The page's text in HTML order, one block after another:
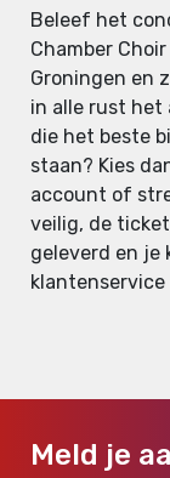
Beleef het
Chamber
Groningen en
in alle rust het
die het beste
staan? Kies
account of
veilig, de
geleverd en je
Meld je